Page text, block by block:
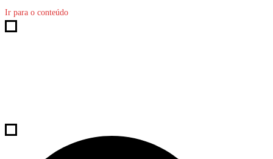
Ir para o conteúdo